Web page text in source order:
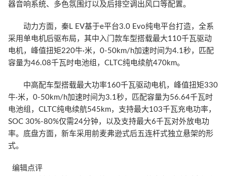
器音响系统、多色氛围灯以及后排空调出风口等配置。
动力方面，秦L EV基于e平台3.0 Evo纯电平台打造，全系
采用单电机后驱布局，其中入门款车型搭载最大110千瓦驱动
电机，峰值扭矩220牛·米，0-50km/h加速时间为4.1秒，匹配
容量为46.08千瓦时电池组，CLTC纯电续航470km。
中高配车型搭载最大功率160千瓦驱动电机，峰值扭矩330
牛·米，0-50km/h加速时间为3.1秒，匹配容量为56.64千瓦时
电池组，CLTC纯电续航545km，支持最大103千瓦充电功率，
SOC 30%-80%仅需24分钟，以及支持最大6千瓦对外放电功
率。底盘方面，新车采用前麦弗逊式后五连杆式独立悬架的形
式。
编辑点评